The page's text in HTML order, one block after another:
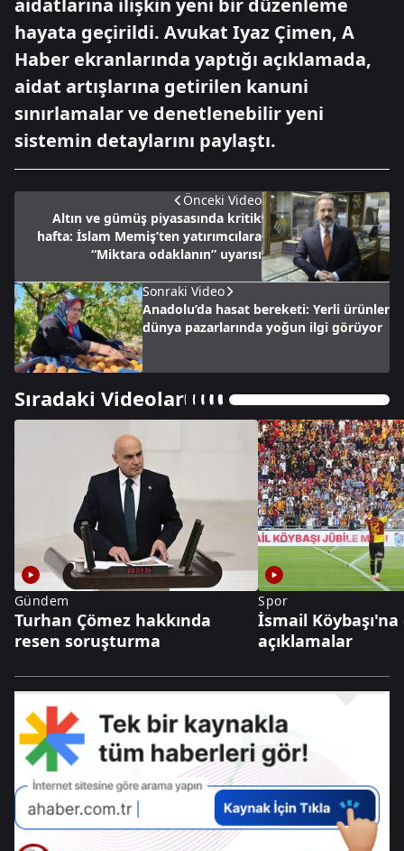
aidatlarına ilişkin yeni bir düzenleme
hayata geçirildi. Avukat Iyaz Çimen, A
Haber ekranlarında yaptığı açıklamada,
aidat artışlarına getirilen kanuni
sınırlamalar ve denetlenebilir yeni
sistemin detaylarını paylaştı.
Önceki Video
Altın ve gümüş piyasasında kritik
hafta: İslam Memiş’ten yatırımcılara
“Miktara odaklanın” uyarısı
Sonraki Video
Anadolu’da hasat bereketi: Yerli ürünler
dünya pazarlarında yoğun ilgi görüyor
Sıradaki Videolar
Gündem
Turhan Çömez hakkında
resen soruşturma
Spor
İsmail
açıklamalar